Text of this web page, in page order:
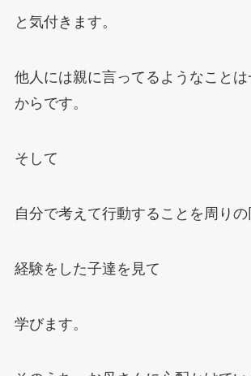
と気付きます。
他人には親に言ってるようなこと
からです。
そして
自分で考えて行動することを周り
経験をした子達を見て
学びます。